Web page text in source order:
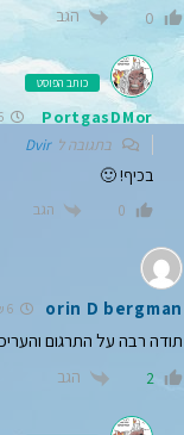
0 הגב
כותב הפוסט
PortgasDMor
בתגובה לDvir
בכיף! 🙂
0 הגב
orin D bergman
תודה רבה על התרגום
2 הגב